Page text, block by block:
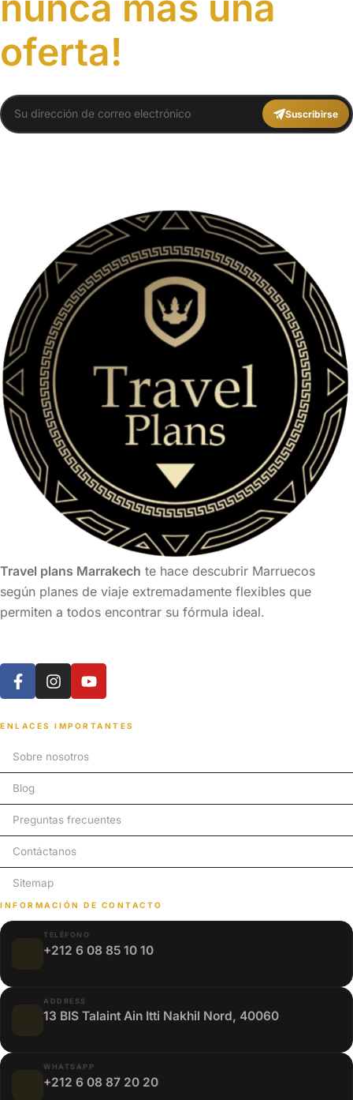
oferta!
Suscribirse
Travel plans Marrakech te hace descubrir Marruecos
según planes de viaje extremadamente flexibles que
permiten a todos encontrar su fórmula ideal.
ENLACES IMPORTANTES
Sobre nosotros
Blog
Preguntas frecuentes
Contáctanos
Sitemap
INFORMACIÓN DE CONTACTO
TELÉFONO
+212 6 08 85 10 10
ADDRESS
13 BIS Talaint Ain Itti Nakhil Nord, 40060
WHATSAPP
+212 6 08 87 20 20